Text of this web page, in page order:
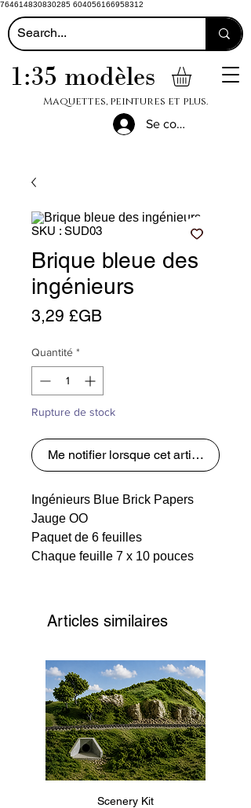
764614830830285 604056166958312
1:35 modèles
Maquettes, peintures et plus.
Se connecter
SKU : SUD03
Brique bleue des
ingénieurs
3,29 £GBPrix
Quantité *
Rupture de stock
Me notifier lorsque cet article est
Ingénieurs Blue Brick Papers
Jauge OO
Paquet de 6 feuilles
Chaque feuille 7 x 10 pouces
Articles similaires
Scenery Kit